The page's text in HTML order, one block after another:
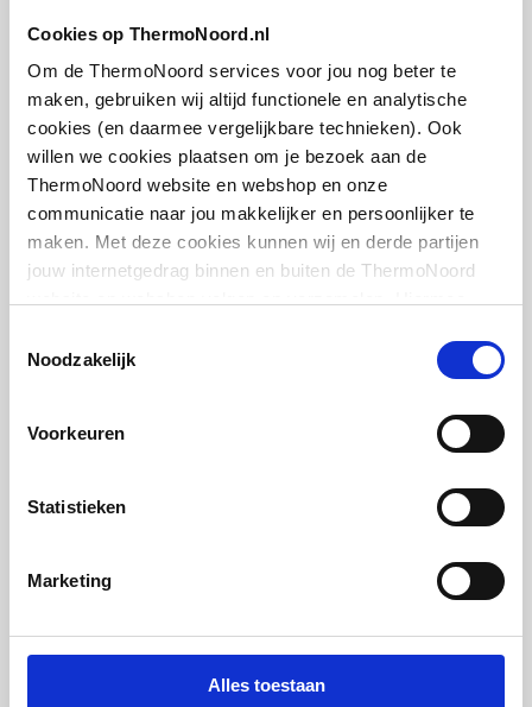
Cookies op ThermoNoord.nl
Om de ThermoNoord services voor jou nog beter te
maken, gebruiken wij altijd functionele en analytische
cookies (en daarmee vergelijkbare technieken). Ook
willen we cookies plaatsen om je bezoek aan de
ThermoNoord website en webshop en onze
communicatie naar jou makkelijker en persoonlijker te
maken. Met deze cookies kunnen wij en derde partijen
jouw internetgedrag binnen en buiten de ThermoNoord
communicatie aan jouw interesses aan. We slaan je
Noodzakelijk
Voorkeuren
Statistieken
Marketing
Alles toestaan
Plieger Kansas Onderkast
links draaiend - geschikt
voor Houston fontein
500x370x200mm | Vintage oak
artikel 1334007
artikel: